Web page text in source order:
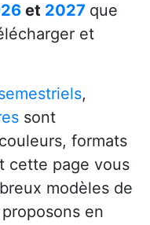
et 2027 que
et
,
sont
formats
cette page vous
modèles de
en